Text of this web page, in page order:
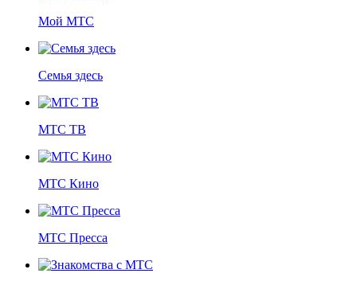
Мой МТС
Семья здесь
МТС ТВ
МТС Кино
МТС Пресса